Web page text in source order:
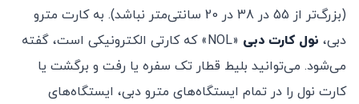
(بزرگ‌تر از 55 در 38 در 20 سانتی‌متر نباشد). به کارت مترو
دبی، نول کارت دبی
«NOL» که کارتی الکترونیکی است، گفته
می‌شود. می‌توانید بلیط قطار تک سفره یا رفت و برگشت یا
کارت نول را در تمام ایستگاه‌های مترو دبی، ایستگاه‌های